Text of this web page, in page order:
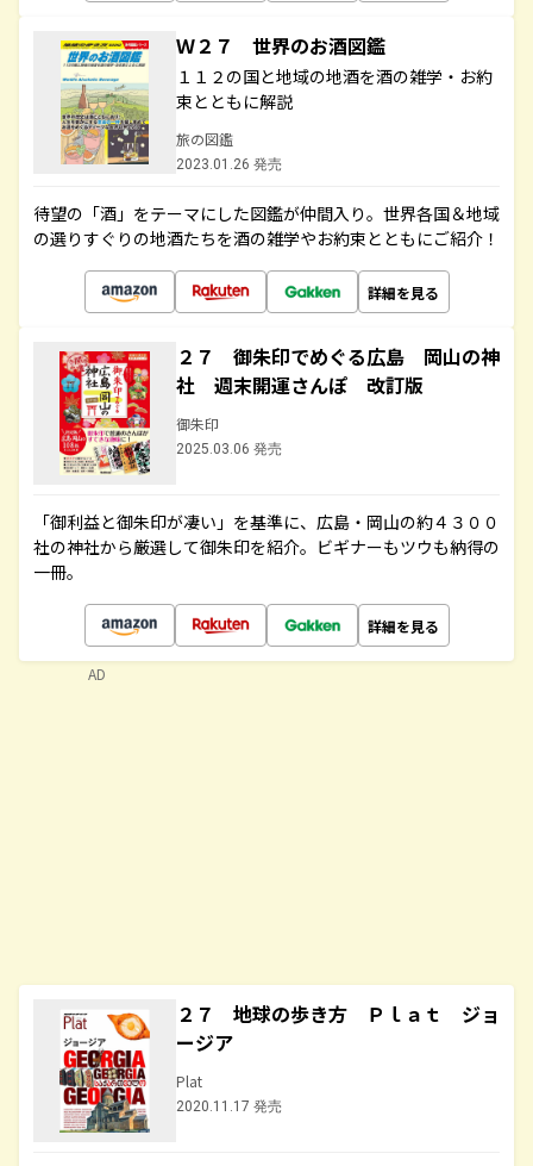
Ｗ２７ 世界のお酒図鑑
１１２の国と地域の地酒を酒の雑学・お約
束とともに解説
旅の図鑑
2023.01.26 発売
待望の「酒」をテーマにした図鑑が仲間入り。世界各国＆地域
の選りすぐりの地酒たちを酒の雑学やお約束とともにご紹介！
詳細を見る
２７ 御朱印でめぐる広島 岡山の神
社 週末開運さんぽ 改訂版
御朱印
2025.03.06 発売
「御利益と御朱印が凄い」を基準に、広島・岡山の約４３００
社の神社から厳選して御朱印を紹介。ビギナーもツウも納得の
一冊。
詳細を見る
２７ 地球の歩き方 Ｐｌａｔ ジョ
ージア
Plat
2020.11.17 発売
AD